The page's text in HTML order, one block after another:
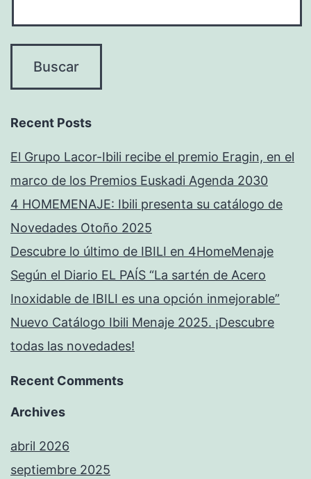
Recent Posts
El Grupo Lacor-Ibili recibe el premio Eragin, en el
marco de los Premios Euskadi Agenda 2030
4 HOMEMENAJE: Ibili presenta su catálogo de
Novedades Otoño 2025
Descubre lo último de IBILI en 4HomeMenaje
Según el Diario EL PAÍS “La sartén de Acero
Inoxidable de IBILI es una opción inmejorable”
Nuevo Catálogo Ibili Menaje 2025. ¡Descubre
todas las novedades!
Recent Comments
Archives
abril 2026
septiembre 2025